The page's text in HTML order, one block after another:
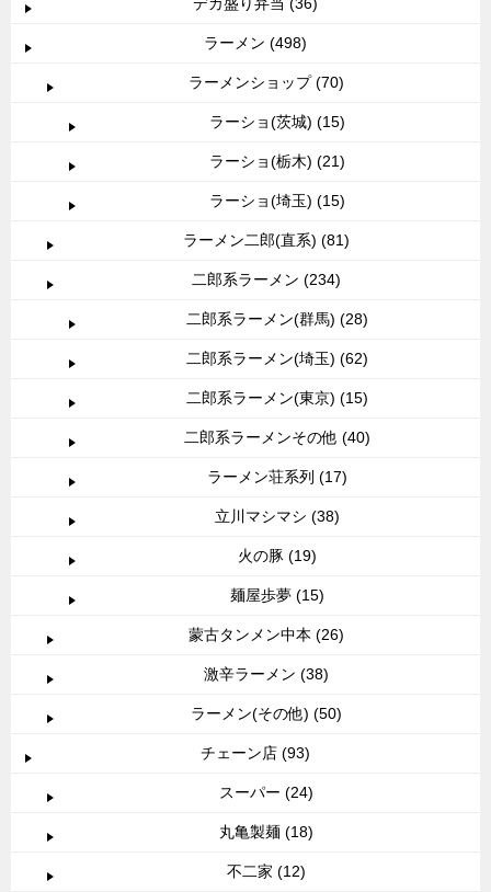
ラーメン (498)
ラーメンショップ (70)
ラーショ(茨城) (15)
ラーショ(栃木) (21)
ラーショ(埼玉) (15)
ラーメン二郎(直系) (81)
二郎系ラーメン (234)
二郎系ラーメン(群馬) (28)
二郎系ラーメン(埼玉) (62)
二郎系ラーメン(東京) (15)
二郎系ラーメンその他 (40)
ラーメン荘系列 (17)
立川マシマシ (38)
火の豚 (19)
麺屋歩夢 (15)
蒙古タンメン中本 (26)
激辛ラーメン (38)
ラーメン(その他) (50)
チェーン店 (93)
スーパー (24)
丸亀製麺 (18)
不二家 (12)